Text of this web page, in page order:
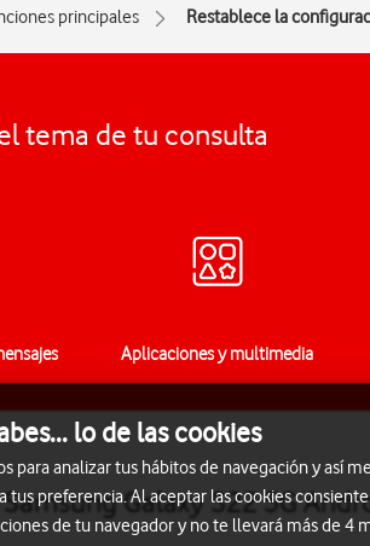
principales Restablece la
tema de tu consulta
Aplicaciones y multimedia
Galaxy S22 5G
lo de las cookies
para analizar tus hábitos de navegación y así
preferencia. Al aceptar las cookies
de tu navegador y no te llevará más de 4